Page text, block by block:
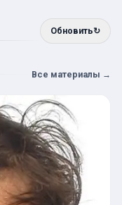
Обновить↻
Все материалы →